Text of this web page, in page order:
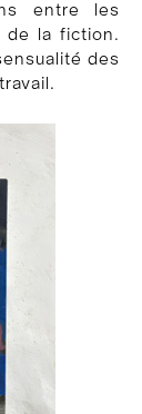
entre les
de la fiction.
des